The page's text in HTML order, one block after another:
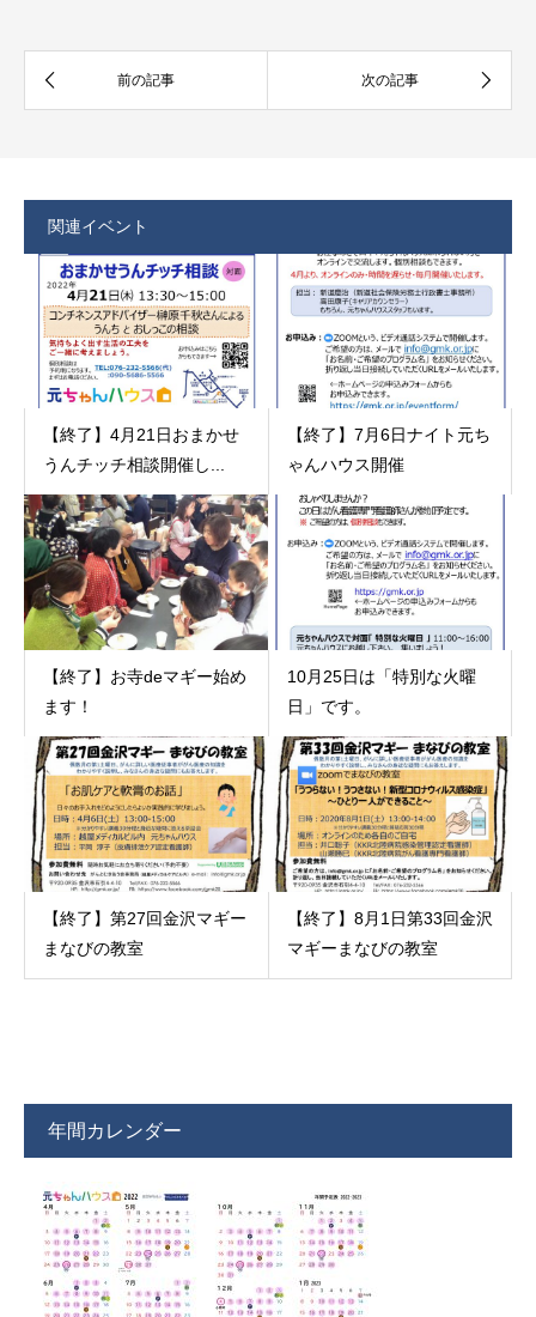
関連イベント
【終了】4月21日おまかせ
うんチッチ相談開催し...
【終了】7月6日ナイト元ち
ゃんハウス開催
【終了】お寺deマギー始め
ます！
10月25日は「特別な火曜
日」です。
【終了】第27回金沢マギー
まなびの教室
【終了】8月1日第33回金沢
マギーまなびの教室
年間カレンダー